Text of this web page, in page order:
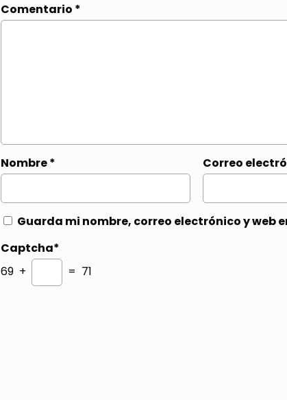
Comentario *
Nombre* Correo
Guarda mi nombre, correo electrónico y web
Captcha*
69 +
= 71